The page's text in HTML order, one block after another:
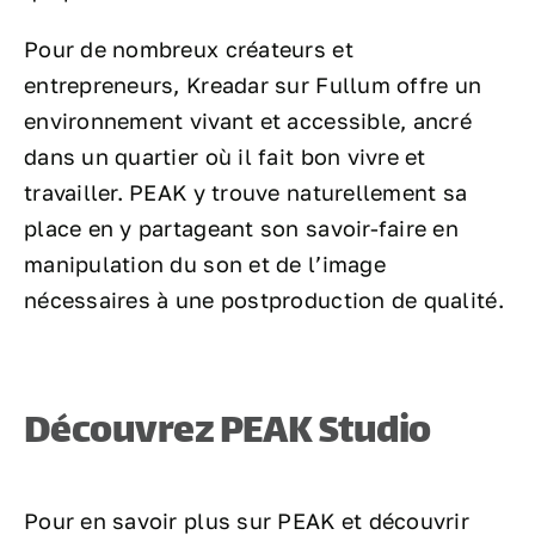
Pour de nombreux créateurs et
entrepreneurs, Kreadar sur Fullum offre un
environnement vivant et accessible, ancré
dans un quartier où il fait bon vivre et
travailler. PEAK y trouve naturellement sa
place en y partageant son savoir-faire en
manipulation du son et de l’image
nécessaires à une postproduction de qualité.
Découvrez PEAK Studio
Pour en savoir plus sur PEAK et découvrir